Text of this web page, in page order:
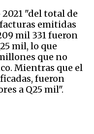
"del total de
facturas emitidas
mil 331 fueron
mil, lo que
que no
Mientras que el
fueron
a Q25 mil".